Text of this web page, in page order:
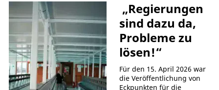
„Regierungen
sind dazu da,
Probleme zu
lösen!“
Für den 15. April 2026 war
die Veröffentlichung von
Eckpunkten für die